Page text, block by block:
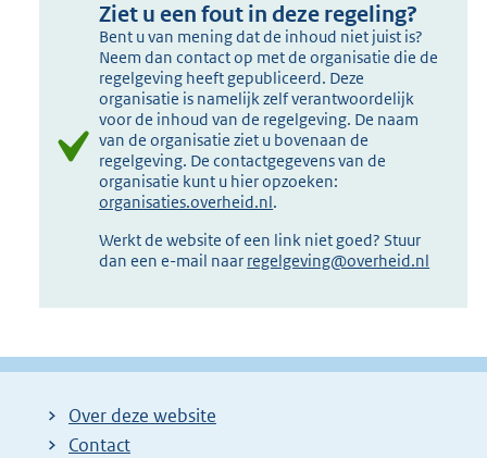
Ziet u een fout in deze regeling?
Bent u van mening dat de inhoud niet juist is?
Neem dan contact op met de organisatie die de
regelgeving heeft gepubliceerd. Deze
organisatie is namelijk zelf verantwoordelijk
voor de inhoud van de regelgeving. De naam
van de organisatie ziet u bovenaan de
regelgeving. De contactgegevens van de
organisatie kunt u hier opzoeken:
organisaties.overheid.nl.
Werkt de website of een link niet goed? Stuur
dan een e-mail naar regelgeving@overheid.nl
Over deze website
Contact